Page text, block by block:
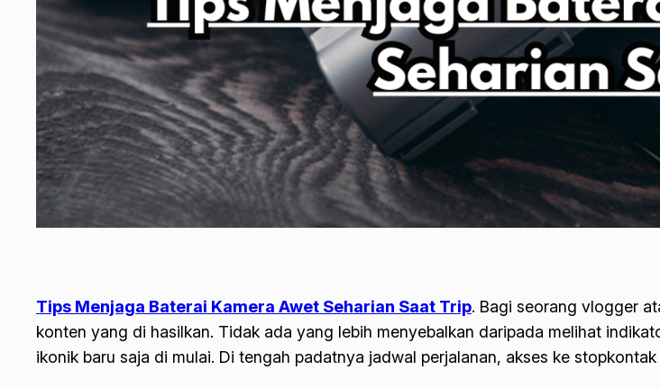
Tips Menjaga Baterai Kamera Awet Seharian Saat Trip. Bagi seorang vlogger
konten yang di hasilkan. Tidak ada yang lebih menyebalkan daripada melihat
ikonik baru saja di mulai. Di tengah padatnya jadwal perjalanan, akses ke